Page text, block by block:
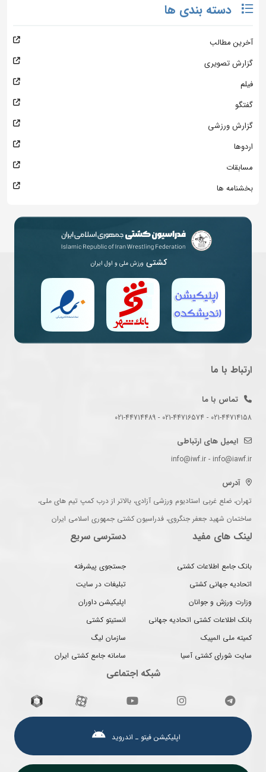
دسته بندی ها
آخرین مطالب
گزارش تصویری
فیلم
گفتگو
گزارش ورزشی
اردوها
مسابقات
بخشنامه ها
کشتی ورزش ملی و اول ایران
ارتباط با ما
تماس با ما
021-44714158 - 021-44716574 - 021-44714489
ایمیل های ارتباطی
info@iwf.ir - info@iawf.ir
آدرس
تهران، ضلع غربی استادیوم ورزشی آزادی، بالاتر از درب کمپ تیم های ملی،
ساختمان شهید جعفر جنگروی، فدراسیون کشتی جمهوری اسلامی ایران
لینک های مفید
بانک جامع اطلاعات کشتی
اتحادیه جهانی کشتی
وزارت ورزش و جوانان
بانک اطلاعات کشتی اتحادیه جهانی
کمیته ملی المپیک
سایت شورای کشتی آسیا
دسترسی سریع
جستجوی پیشرفته
تبلیغات در سایت
اپلیکیشن داوران
انستیتو کشتی
سازمان لیگ
سامانه جامع کشتی ایران
شبکه اجتماعی
اپلیکیشن فیتو ـ اندروید